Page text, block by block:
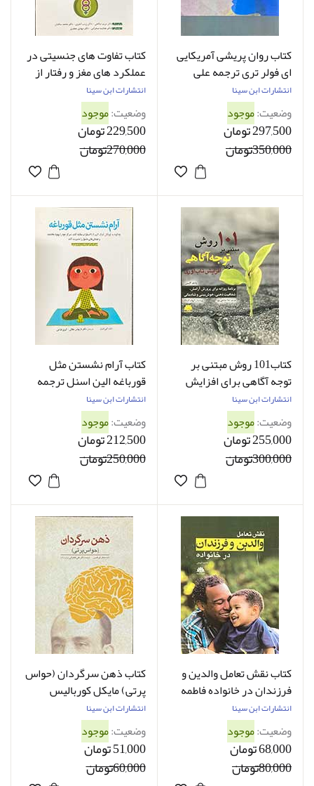
کتاب روان پریشی آمریکایی
ای فولر تری ترجمه علی
فخرائی
انتشارات ابن سینا
وضعیت:موجود
297,500 تومان
350,000تومان
کتاب تفاوت های جنسیتی در
عملکرد های مغز و رفتار از
دیدگاه نوروبیولوژی مریم
صالحی
انتشارات ابن سینا
وضعیت:موجود
229,500 تومان
270,000تومان
کتاب101 روش مبتنی بر
توجه آگاهی برای افزایش
تاب آوری دانلد آلتمن ترجمه
ندا صانعی پور
انتشارات ابن سینا
وضعیت:موجود
255,000 تومان
300,000تومان
کتاب آرام نشستن مثل
قورباغه الین اسنل ترجمه
داریوش جلالی
انتشارات ابن سینا
وضعیت:موجود
212,500 تومان
250,000تومان
کتاب نقش تعامل والدین و
فرزندان در خانواده فاطمه
امیدی
انتشارات ابن سینا
وضعیت:موجود
68,000 تومان
80,000تومان
کتاب ذهن سرگردان (حواس
پرتی) مایکل کوربالیس
ترجمه علی فخرایی
انتشارات ابن سینا
وضعیت:موجود
51,000 تومان
60,000تومان